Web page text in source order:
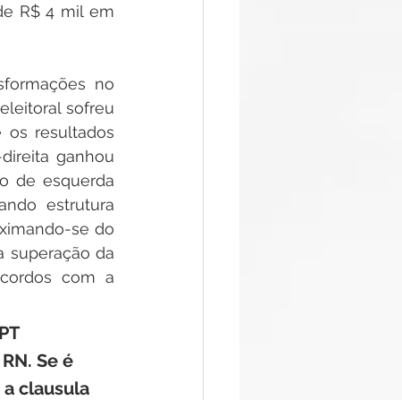
R$ 4 mil em
no
sofreu
os resultados
ganhou
de esquerda
estrutura
se do
superação da
com a
Se é
clausula